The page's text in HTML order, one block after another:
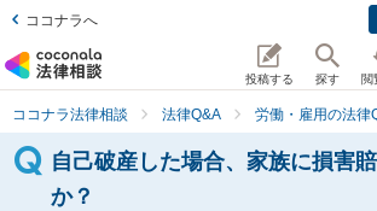
ココナラへ
投稿する 探す 閲
ココナラ法律相談 法律Q&A 労働・雇用の法律
自己破産した場合、家族に損害
か？